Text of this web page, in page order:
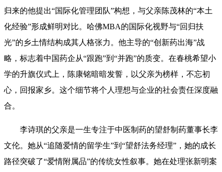
归来的他提出“国际化管理团队”构想，与父亲陈茂林的“本土
化经验”形成鲜明对比。哈佛MBA的国际化视野与“回归扶
光”的乡土情结构成其人格张力。他主导的“创新药出海”战
略，标志着中国药企从“跟跑”到“并跑”的质变。在春桃希望小
学的升旗仪式上，陈康铭暗暗发誓，以父亲为榜样，不忘初
心，回报家乡。这个细节将个人理想与企业的社会责任深度融
合。
李诗琪的父亲是一生专注于中医制药的望舒制药董事长李
文伦。她从“追随爱情的留学生”到“望舒法务经理”，她的成长
路径突破了“爱情附属品”的传统女性叙事。她在处理张新明案